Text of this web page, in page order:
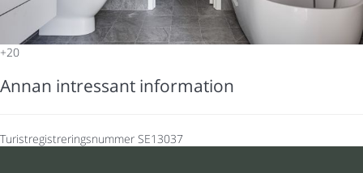
+20
Annan intressant information
Turistregistreringsnummer SE13037